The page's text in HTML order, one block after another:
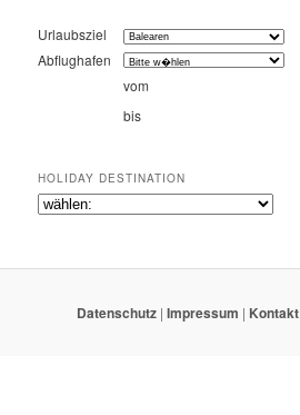
Urlaubsziel
Abflughafen
vom
bis
HOLIDAY DESTINATION
Datenschutz | Impressum | Kontakt